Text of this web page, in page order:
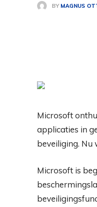
BY MAGNUS
Microsoft
applicaties in
beveiliging. Nu
Microsoft is